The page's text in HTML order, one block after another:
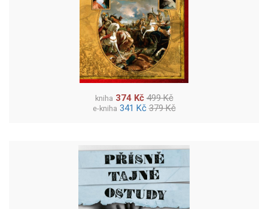
kniha 374 Kč 499 Kč
e-kniha 341 Kč 379 Kč